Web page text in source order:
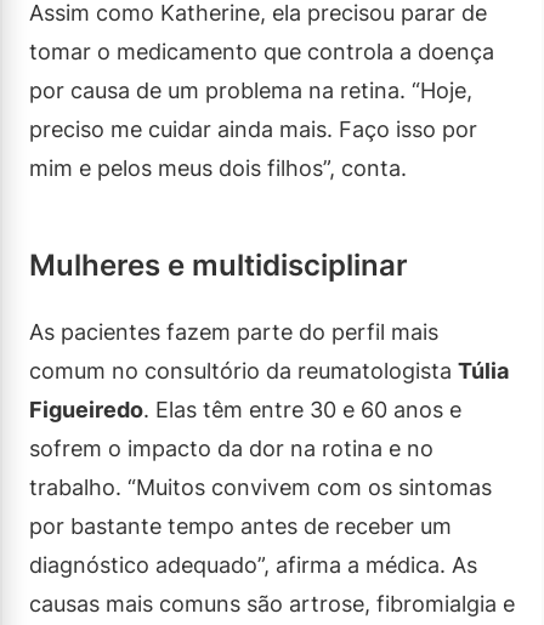
Assim como Katherine, ela precisou parar de
tomar o medicamento que controla a doença
por causa de um problema na retina. “Hoje,
preciso me cuidar ainda mais. Faço isso por
mim e pelos meus dois filhos”, conta.
Mulheres e multidisciplinar
As pacientes fazem parte do perfil mais
comum no consultório da reumatologista Túlia
Figueiredo. Elas têm entre 30 e 60 anos e
sofrem o impacto da dor na rotina e no
trabalho. “Muitos convivem com os sintomas
por bastante tempo antes de receber um
diagnóstico adequado”, afirma a médica. As
causas mais comuns são artrose, fibromialgia e